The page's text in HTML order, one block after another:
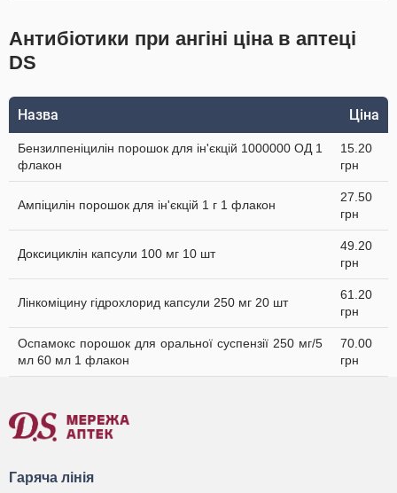
Антибіотики при ангіні ціна в аптеці
DS
Назва Ціна
Бензилпеніцилін порошок для ін'єкцій 1000000 ОД 1
флакон
15.20
грн
Ампіцилін порошок для ін'єкцій 1 г 1 флакон
27.50
грн
Доксициклін капсули 100 мг 10 шт
49.20
грн
Лінкоміцину гідрохлорид капсули 250 мг 20 шт
61.20
грн
Оспамокс порошок для оральної суспензії 250 мг/5
мл 60 мл 1 флакон
70.00
грн
Гаряча лінія